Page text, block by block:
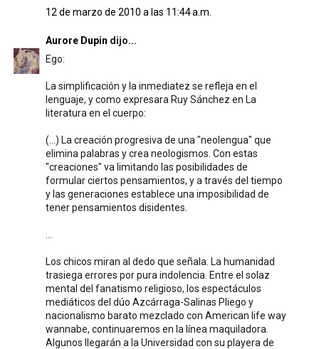
12 de marzo de 2010 a las 11:44 a.m.
Aurore Dupin dijo...
Ego:
La simplificación y la inmediatez se refleja en el
lenguaje, y como expresara Ruy Sánchez en La
literatura en el cuerpo:
(...) La creación progresiva de una "neolengua" que
elimina palabras y crea neologismos. Con estas
"creaciones" va limitando las posibilidades de
formular ciertos pensamientos, y a través del tiempo
y las generaciones establece una imposibilidad de
tener pensamientos disidentes.
Los chicos miran al dedo que señala. La humanidad
trasiega errores por pura indolencia. Entre el solaz
mental del fanatismo religioso, los espectáculos
mediáticos del dúo Azcárraga-Salinas Pliego y
nacionalismo barato mezclado con American life way
wannabe, continuaremos en la línea maquiladora.
Algunos llegarán a la Universidad con su playera de